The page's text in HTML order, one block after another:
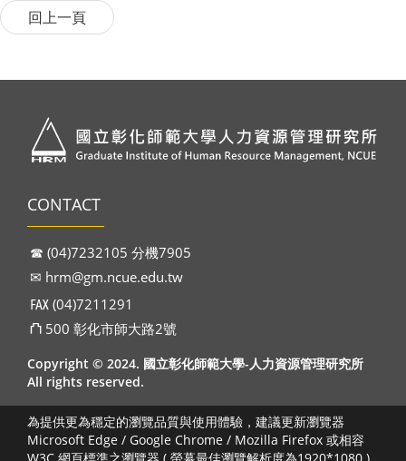
CONTACT
☎︎ (04)7232105 分機7905
✉︎ hrm@gm.ncue.edu.tw
℻ (04)7211291
⛫ 500 彰化市師大路2號
Copyright © 2024. 國立彰化師範大學-人力資源管理研究所
All rights reserved.
為提供更為穩定的瀏覽品質與使用體驗，建議更新瀏覽器
Microsoft Edge / Google Chrome / Mozilla Firefox 或相容
W3C 網頁標準之瀏覽器 ( 螢幕最佳瀏覽解析度為1920*1080 )